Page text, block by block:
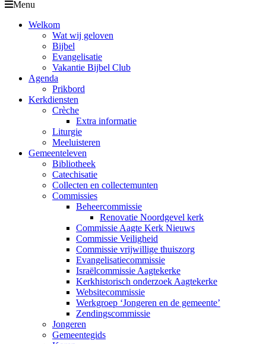
Menu
Welkom
Wat wij geloven
Bijbel
Evangelisatie
Vakantie Bijbel Club
Agenda
Prikbord
Kerkdiensten
Crèche
Extra informatie
Liturgie
Meeluisteren
Gemeenteleven
Bibliotheek
Catechisatie
Collecten en collectemunten
Commissies
Beheercommissie
Renovatie Noordgevel kerk
Commissie Aagte Kerk Nieuws
Commissie Veiligheid
Commissie vrijwillige thuiszorg
Evangelisatiecommissie
Israëlcommissie Aagtekerke
Kerkhistorisch onderzoek Aagtekerke
Websitecommissie
Werkgroep ‘Jongeren en de gemeente’
Zendingscommissie
Jongeren
Gemeentegids